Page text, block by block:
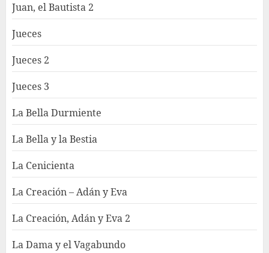
Juan, el Bautista 2
Jueces
Jueces 2
Jueces 3
La Bella Durmiente
La Bella y la Bestia
La Cenicienta
La Creación – Adán y Eva
La Creación, Adán y Eva 2
La Dama y el Vagabundo